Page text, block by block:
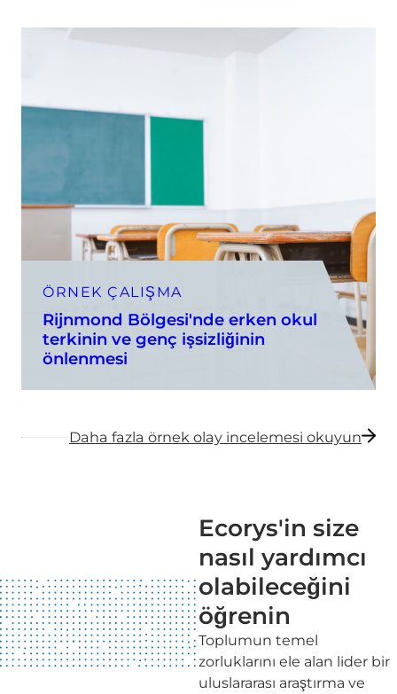
ÖRNEK ÇALIŞMA
Rijnmond Bölgesi'nde erken okul
terkinin ve genç işsizliğinin
önlenmesi
Daha fazla örnek olay incelemesi okuyun
Ecorys'in size
nasıl yardımcı
olabileceğini
öğrenin
Toplumun temel
zorluklarını ele alan lider bir
uluslararası araştırma ve